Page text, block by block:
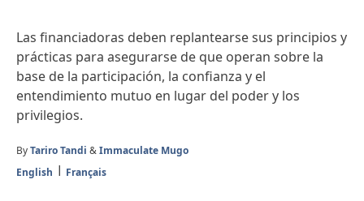
Las financiadoras deben replantearse sus principios y
prácticas para asegurarse de que operan sobre la
base de la participación, la confianza y el
entendimiento mutuo en lugar del poder y los
privilegios.
ByTariro Tandi &Immaculate Mugo
English
Français